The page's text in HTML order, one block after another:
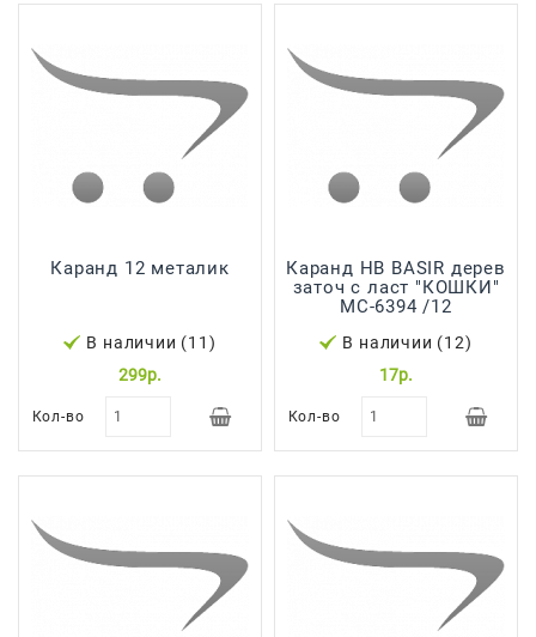
Каранд 12 металик
В наличии (11)
299р.
Кол-во
Каранд HB BASIR дерев
заточ с ласт "КОШКИ"
МС-6394 /12
В наличии (12)
17р.
Кол-во